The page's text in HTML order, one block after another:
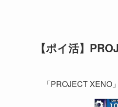
【ポイ活】
「PROJECT XENO